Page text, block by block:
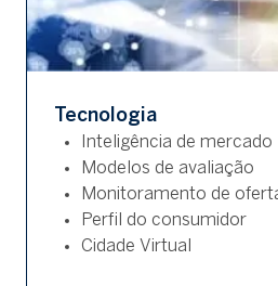
Tecnologia
Inteligência de mercado
Modelos de avaliação
Monitoramento de
Perfil do consumidor
Cidade Virtual